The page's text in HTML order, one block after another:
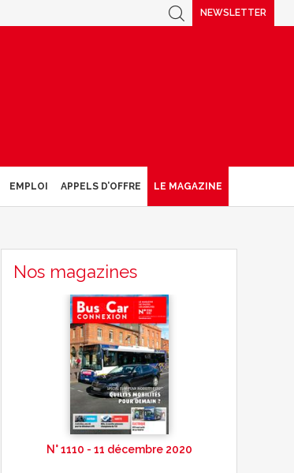
NEWSLETTER
EMPLOI APPELS D’OFFRE LE MAGAZINE
Nos magazines
N° 1110 - 11 décembre 2020